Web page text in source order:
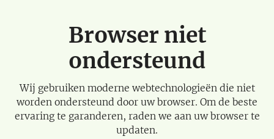
Browser niet
ondersteund
Wij gebruiken moderne webtechnologieën die niet
worden ondersteund door uw browser. Om de beste
ervaring te garanderen, raden we aan uw browser te
updaten.